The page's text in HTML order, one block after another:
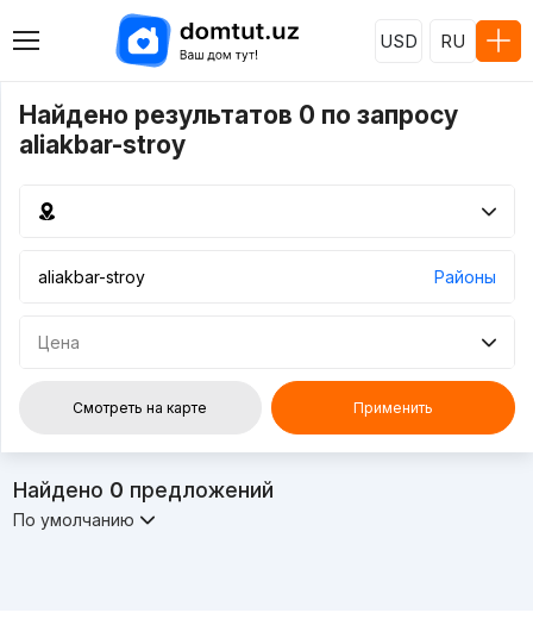
USD RU
Найдено результатов 0 по запросу
aliakbar-stroy
Районы
Цена
Смотреть на карте Применить
Найдено 0 предложений
По умолчанию